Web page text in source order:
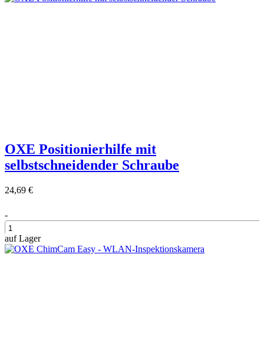
OXE Positionierhilfe mit
selbstschneidender Schraube
24,69 €
-
+
auf Lager